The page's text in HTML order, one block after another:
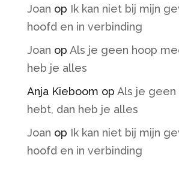
Joan op Ik kan niet bij mijn
hoofd en in verbinding
Joan op Als je geen hoop
heb je alles
Anja Kieboom op Als je
hebt, dan heb je alles
Joan op Ik kan niet bij mijn
hoofd en in verbinding